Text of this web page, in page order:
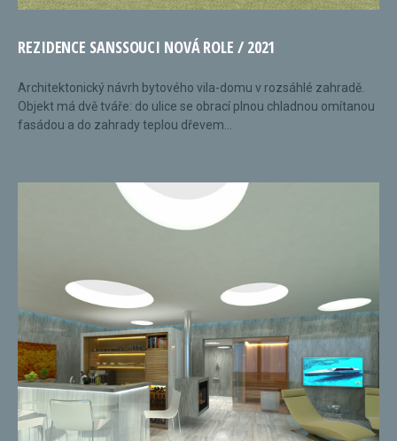
REZIDENCE SANSSOUCI NOVÁ ROLE / 2021
Architektonický návrh bytového vila-domu v rozsáhlé zahradě.
Objekt má dvě tváře: do ulice se obrací plnou chladnou omítanou
fasádou a do zahrady teplou dřevem...